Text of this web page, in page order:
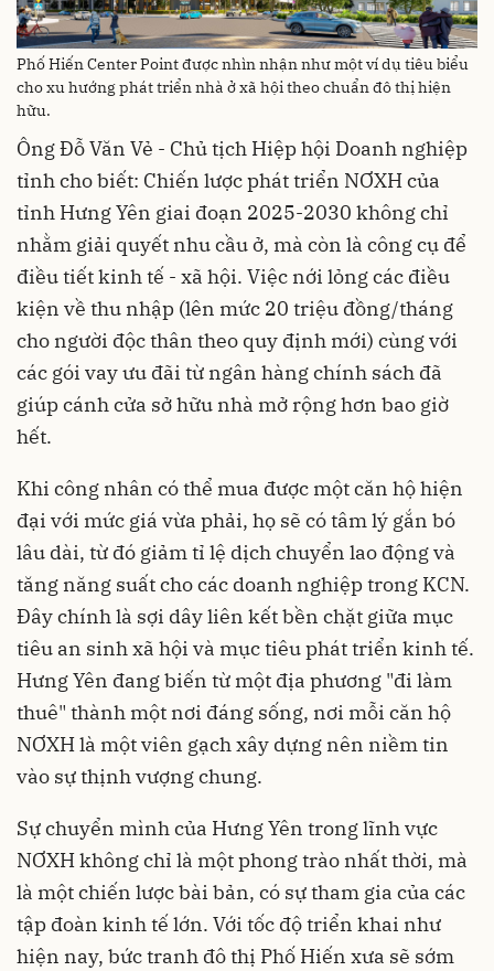
Phố Hiến Center Point được nhìn nhận như một ví dụ tiêu biểu
cho xu hướng phát triển nhà ở xã hội theo chuẩn đô thị hiện
hữu.
Ông Đỗ Văn Vẻ - Chủ tịch Hiệp hội Doanh nghiệp
tỉnh cho biết: Chiến lược phát triển NƠXH của
tỉnh Hưng Yên giai đoạn 2025-2030 không chỉ
nhằm giải quyết nhu cầu ở, mà còn là công cụ để
điều tiết kinh tế - xã hội. Việc nới lỏng các điều
kiện về thu nhập (lên mức 20 triệu đồng/tháng
cho người độc thân theo quy định mới) cùng với
các gói vay ưu đãi từ ngân hàng chính sách đã
giúp cánh cửa sở hữu nhà mở rộng hơn bao giờ
hết.
Khi công nhân có thể mua được một căn hộ hiện
đại với mức giá vừa phải, họ sẽ có tâm lý gắn bó
lâu dài, từ đó giảm tỉ lệ dịch chuyển lao động và
tăng năng suất cho các doanh nghiệp trong KCN.
Đây chính là sợi dây liên kết bền chặt giữa mục
tiêu an sinh xã hội và mục tiêu phát triển kinh tế.
Hưng Yên đang biến từ một địa phương "đi làm
thuê" thành một nơi đáng sống, nơi mỗi căn hộ
NƠXH là một viên gạch xây dựng nên niềm tin
vào sự thịnh vượng chung.
Sự chuyển mình của Hưng Yên trong lĩnh vực
NƠXH không chỉ là một phong trào nhất thời, mà
là một chiến lược bài bản, có sự tham gia của các
tập đoàn kinh tế lớn. Với tốc độ triển khai như
hiện nay, bức tranh đô thị Phố Hiến xưa sẽ sớm